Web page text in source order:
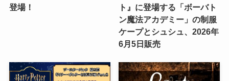
登場！
ト』に登場する「ボーバト
ン魔法アカデミー」の制服
ケープとシュシュ、2026年
6月5日販売